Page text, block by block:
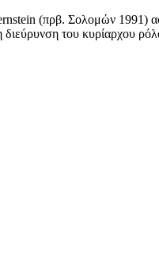
(πρβ. Σολομών 1991)
διεύρυνση του κυρίαρχου